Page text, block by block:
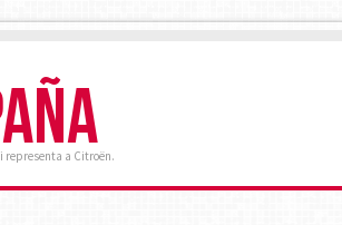
representa a Citroën.